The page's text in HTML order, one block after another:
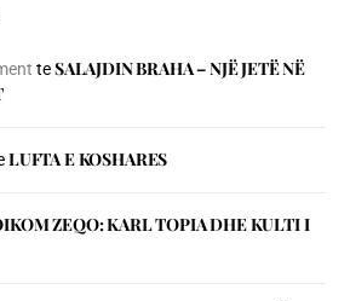
teSALAJDIN BRAHA – NJЁ JETЁ NЁ
LUFTA E KOSHARES
ZEQO: KARL TOPIA DHE KULTI I